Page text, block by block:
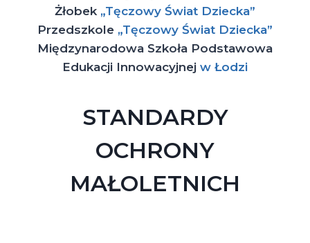
Żłobek „Tęczowy Świat Dziecka”
Przedszkole „Tęczowy Świat Dziecka”
Międzynarodowa Szkoła Podstawowa
Edukacji Innowacyjnej w Łodzi
STANDARDY
OCHRONY
MAŁOLETNICH